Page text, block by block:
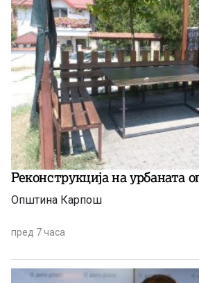
Реконструкција на урбаната
Општина Карпош
пред 7 часа